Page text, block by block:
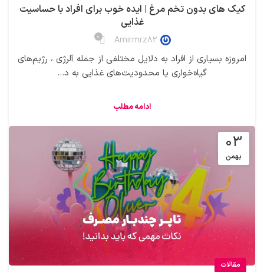
کیک های بدون تخم مرغ | ایده خوب برای افراد با حساسیت
غذایی
Amirmrz82
0
امروزه بسیاری از افراد به دلایل مختلفی از جمله آلرژی ، رژیم‌های
گیاه‌خواری یا محدودیت‌های غذایی به د...
ادامه مطلب
03
بهمن
مقالات